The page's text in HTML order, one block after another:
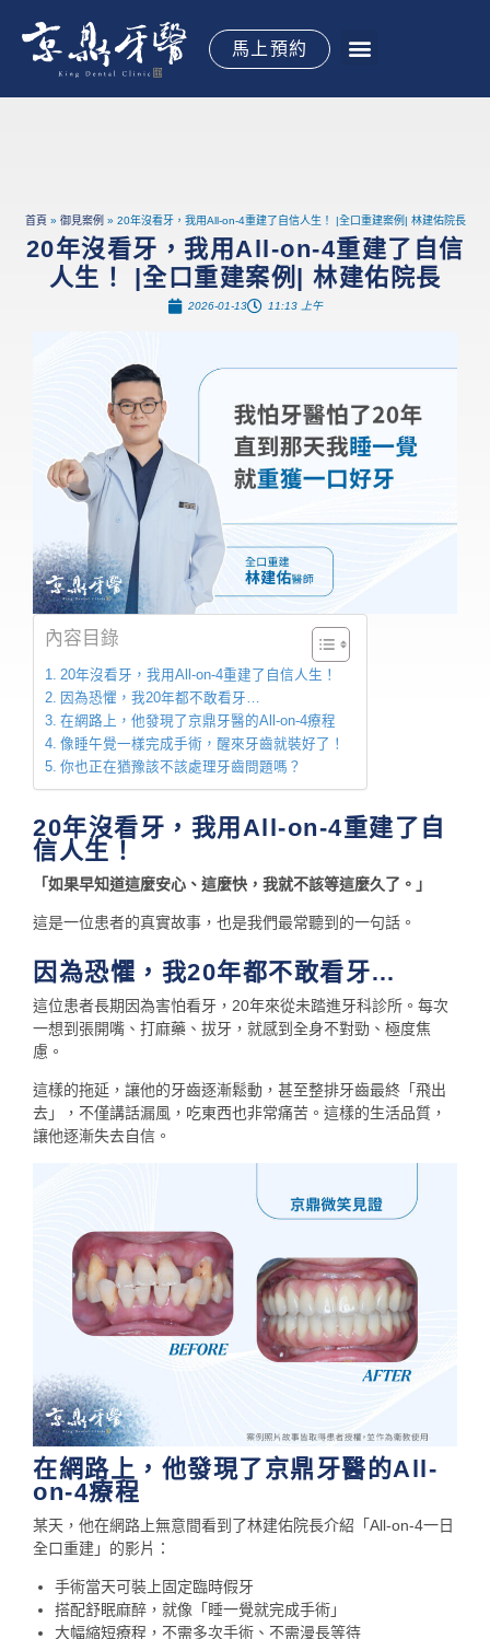
要
馬上預約
首頁 御見案例 20年沒看牙，我用All-on-4重建了自信人生！ |全口重建案例| 林建佑院長
20年沒看牙，我用All-on-4重建了自信
人生！ |全口重建案例| 林建佑院長
2026-01-13 11:13 上午
內容目錄
20年沒看牙，我用All-on-4重建了自信人生！
因為恐懼，我20年都不敢看牙…
在網路上，他發現了京鼎牙醫的All-on-4療程
像睡午覺一樣完成手術，醒來牙齒就裝好了！
你也正在猶豫該不該處理牙齒問題嗎？
20年沒看牙，我用All-on-4重建了自
信人生！
「如果早知道這麼安心、這麼快，我就不該等這麼久了。」
這是一位患者的真實故事，也是我們最常聽到的一句話。
因為恐懼，我20年都不敢看牙…
這位患者長期因為害怕看牙，20年來從未踏進牙科診所。每次
一想到張開嘴、打麻藥、拔牙，就感到全身不對勁、極度焦
慮。
這樣的拖延，讓他的牙齒逐漸鬆動，甚至整排牙齒最終「飛出
去」，不僅講話漏風，吃東西也非常痛苦。這樣的生活品質，
讓他逐漸失去自信。
在網路上，他發現了京鼎牙醫的All-
on-4療程
某天，他在網路上無意間看到了林建佑院長介紹「All-on-4一日
全口重建」的影片：
手術當天可裝上固定臨時假牙
搭配舒眠麻醉，就像「睡一覺就完成手術」
大幅縮短療程，不需多次手術、不需漫長等待